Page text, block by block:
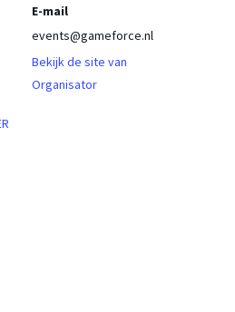
E-mail
events@gameforce.nl
Bekijk de site van
Organisator